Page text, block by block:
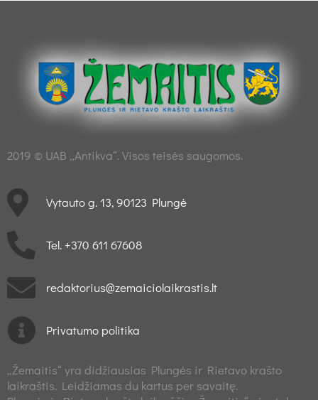
2019 © UAB „Antikva“. Visos teisės saugomos.
Vytauto g. 13, 90123 Plungė
Tel. +370 611 67608
redaktorius@zemaiciolaikrastis.lt
Privatumo politika
„Žemaitis“ yra didžiausias Plungės ir Rietavo krašto
laikraštis. Leidžiamas du kartus per savaitę.